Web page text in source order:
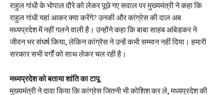
राहुल गांधी के भोपाल दौरे को लेकर पूछे गए सवाल पर मुख्यमंत्री ने कहा कि
राहुल गांधी यहां आकर क्या करेंगे? उनकी और कांग्रेस की दाल अब
मध्यप्रदेश में नहीं गलने वाली है। उन्होंने कहा कि बाबा साहब आंबेडकर ने
जीवन भर संघर्ष किया, लेकिन कांग्रेस ने उन्हें कभी सम्मान नहीं दिया। हमारी
सरकार सभी वर्गों को साथ लेकर चल रही है।
मध्यप्रदेश को बताया शांति का टापू
मुख्यमंत्री ने दावा किया कि कांग्रेस जितनी भी कोशिश कर ले, मध्यप्रदेश की